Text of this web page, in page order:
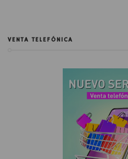
VENTA TELEFÓNICA